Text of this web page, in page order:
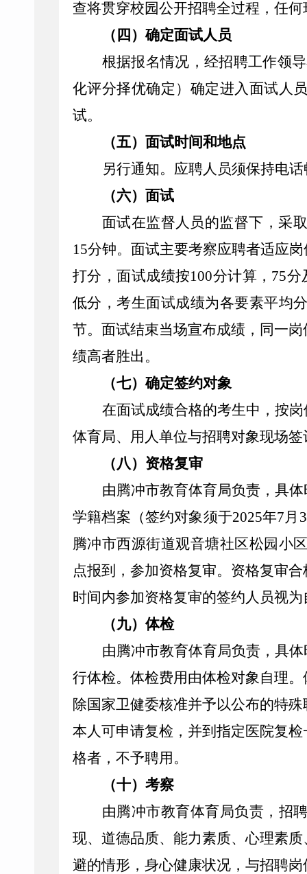
查将贯穿校园公开招聘全过程，任
（四）确定面试人员
根据报名情况，经招聘工作领
化评分择优确定 ） 确定进入面试人
试。
（五） 面试时间和地点
另行通知。应聘人员须保持电
（六）面试
面试在监督人员的监督下，采
15分钟。面试主要考察应聘者适应
打分，面试成绩按100分计算，75
低分，考生面试成绩为各要素平均
节。面试结束当场宣布成绩，同一
绩高者胜出。
（七）确定签约对象
在面试成绩合格的考生中，按
体育局、 用人单位与招聘对象现场
（八）资格复审
由腾冲市教育体育局负责，具
学籍档案（签约对象须于2025年7
腾冲市西源街道观音塘社区松园小
点报到，参加资格复审。资格复审
时间内参加资格复审的签约人员视
（九）体检
由腾冲市教育体育局负责，具
行体检。体检费用由体检对象自理
除国家卫健委核准并予以公布的特
本人可申请复检，并到指定医院复
格者，不予聘用。
（十）考察
由腾冲市教育体育局负责，招
现、道德品质、能力素质、心理素
避的情形，身心健康状况，与招聘